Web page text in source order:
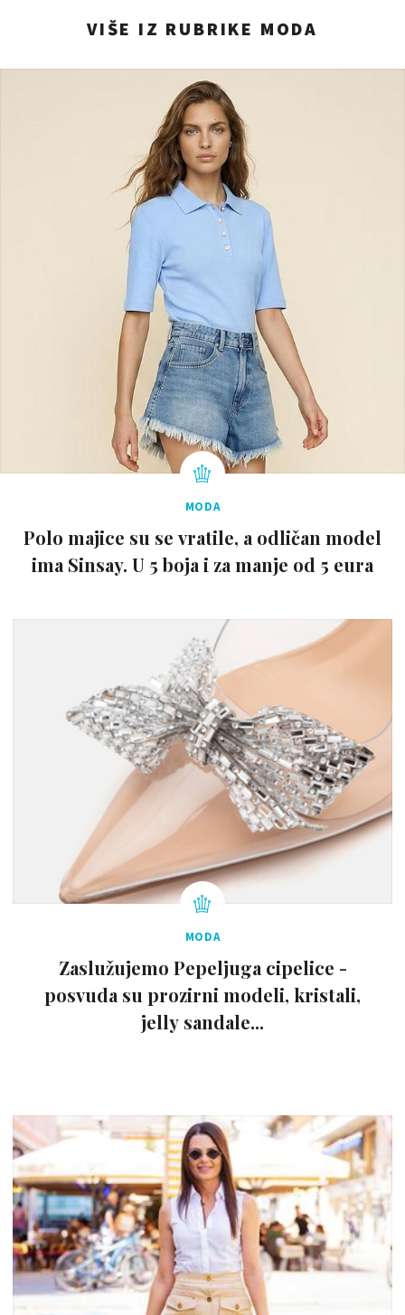
VIŠE IZ RUBRIKE MODA
MODA
Polo majice su se vratile, a odličan model
ima Sinsay. U 5 boja i za manje od 5 eura
MODA
Zaslužujemo Pepeljuga cipelice -
posvuda su prozirni modeli, kristali,
jelly sandale...